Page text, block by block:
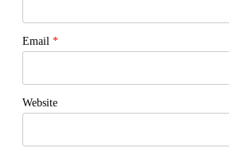
Email *
Website